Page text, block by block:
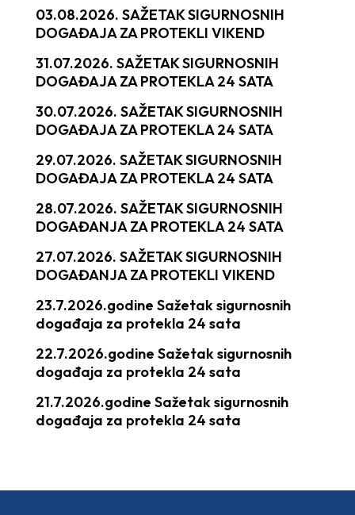
03.08.2026. SAŽETAK SIGURNOSNIH
DOGAĐAJA ZA PROTEKLI VIKEND
31.07.2026. SAŽETAK SIGURNOSNIH
DOGAĐAJA ZA PROTEKLA 24 SATA
30.07.2026. SAŽETAK SIGURNOSNIH
DOGAĐAJA ZA PROTEKLA 24 SATA
29.07.2026. SAŽETAK SIGURNOSNIH
DOGAĐAJA ZA PROTEKLA 24 SATA
28.07.2026. SAŽETAK SIGURNOSNIH
DOGAĐANJA ZA PROTEKLA 24 SATA
27.07.2026. SAŽETAK SIGURNOSNIH
DOGAĐANJA ZA PROTEKLI VIKEND
23.7.2026.godine Sažetak sigurnosnih
događaja za protekla 24 sata
22.7.2026.godine Sažetak sigurnosnih
događaja za protekla 24 sata
21.7.2026.godine Sažetak sigurnosnih
događaja za protekla 24 sata